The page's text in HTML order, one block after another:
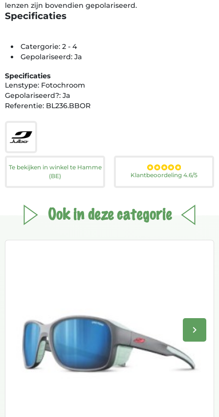
lenzen zijn bovendien gepolariseerd.
Specificaties
Catergorie: 2 - 4
Gepolariseerd: Ja
Specificaties
Lenstype: Fotochroom
Gepolariseerd?: Ja
Referentie: BL236.BBOR
Te bekijken in winkel te Hamme
(BE)
Klantbeoordeling 4.6/5
Ook in deze categorie
keyboard_arrow_right